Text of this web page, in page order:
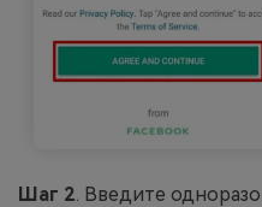
Шаг 2. Введите